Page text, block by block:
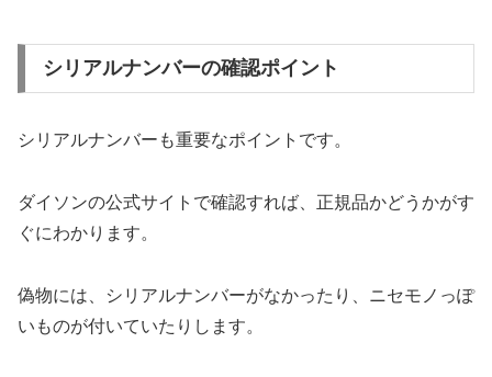
シリアルナンバーの確認ポイント
シリアルナンバーも重要なポイントです。
ダイソンの公式サイトで確認すれば、正規品かどうかがす
ぐにわかります。
偽物には、シリアルナンバーがなかったり、ニセモノっぽ
いものが付いていたりします。